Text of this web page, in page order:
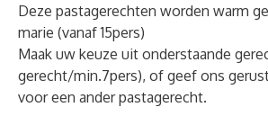
Deze pastagerechten worden warm
marie (vanaf 15pers)
Maak uw keuze uit onderstaande
gerecht/min.7pers), of geef ons
voor een ander pastagerecht.